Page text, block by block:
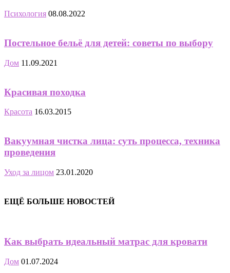
Психология 08.08.2022
Постельное бельё для детей: советы по выбору
Дом 11.09.2021
Красивая походка
Красота 16.03.2015
Вакуумная чистка лица: суть процесса, техника
проведения
Уход за лицом 23.01.2020
ЕЩЁ БОЛЬШЕ НОВОСТЕЙ
Как выбрать идеальный матрас для кровати
Дом 01.07.2024